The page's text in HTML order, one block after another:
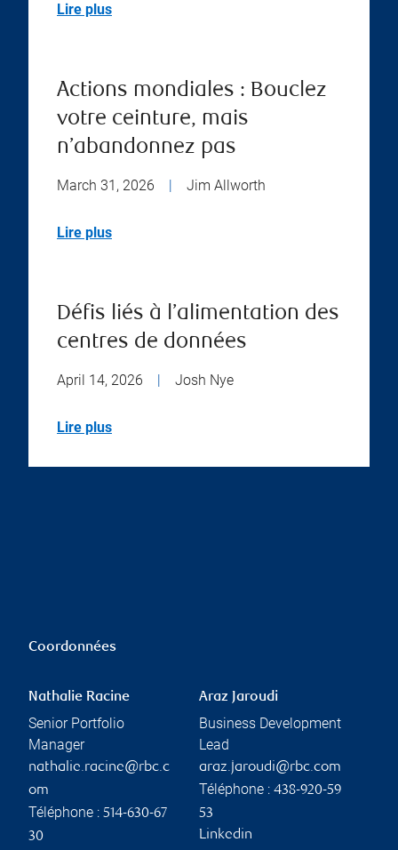
Lire plus
Actions mondiales : Bouclez
votre ceinture, mais
n’abandonnez pas
March 31, 2026 Jim Allworth
Lire plus
Défis liés à l’alimentation des
centres de données
April 14, 2026 Josh Nye
Lire plus
Coordonnées
Nathalie Racine
Senior Portfolio
Manager
nathalie.racine@rbc.c
om
Téléphone : 514-630-67
30
Araz Jaroudi
Business Development
Lead
araz.jaroudi@rbc.com
Téléphone : 438-920-59
53
Linkedin